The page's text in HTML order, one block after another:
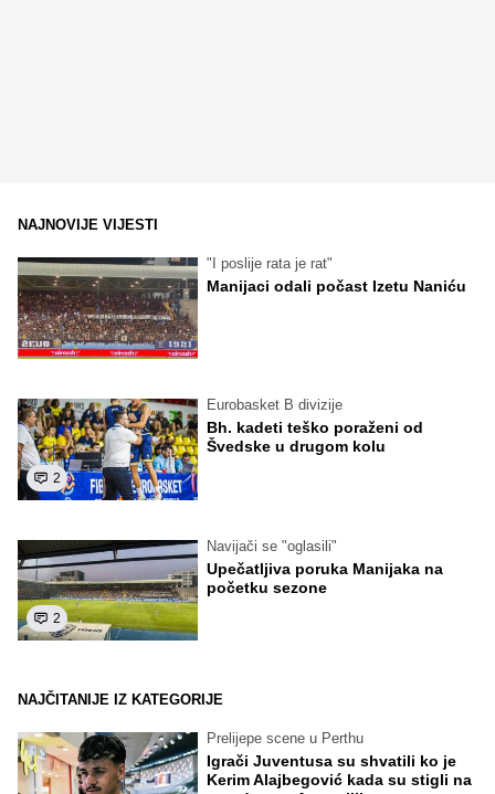
NAJNOVIJE VIJESTI
"I poslije rata je rat"
Manijaci odali počast Izetu Naniću
2
Eurobasket B divizije
Bh. kadeti teško poraženi od
Švedske u drugom kolu
2
Navijači se "oglasili"
Upečatljiva poruka Manijaka na
početku sezone
NAJČITANIJE IZ KATEGORIJE
Prelijepe scene u Perthu
Igrači Juventusa su shvatili ko je
Kerim Alajbegović kada su stigli na